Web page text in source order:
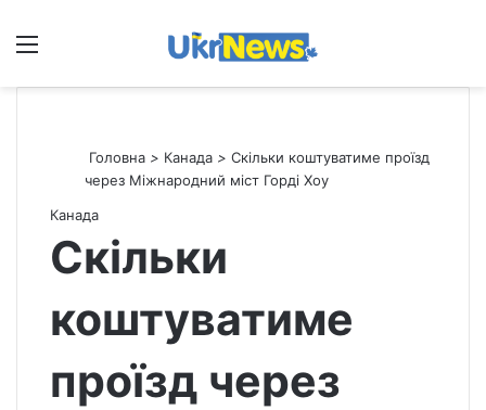
Меню
Головна > Канада > Скільки коштуватиме проїзд
через Міжнародний міст Горді Хоу
Канада
Скільки
коштуватиме
проїзд через